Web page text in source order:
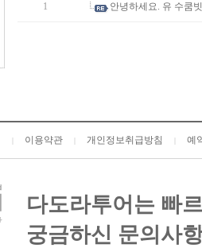
1 안녕하세요. 유 수쿰
이용약관 개인정보취급방침 예
다도라투어는 빠
궁금하신 문의사